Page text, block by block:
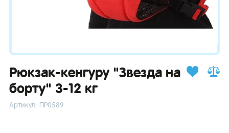
Рюкзак-кенгуру "Звезда на
борту" 3-12 кг
Артикул: ПР0589